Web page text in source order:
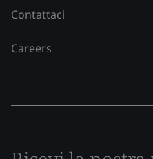
Contattaci
Careers